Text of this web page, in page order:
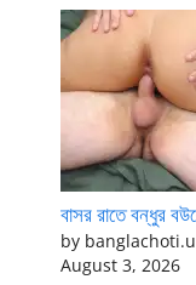
বাসর রাতে বন্ধুর
by
August 3, 2026